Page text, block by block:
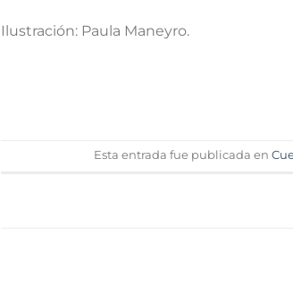
Ilustración: Paula Maneyro.
Esta entrada fue publicada en